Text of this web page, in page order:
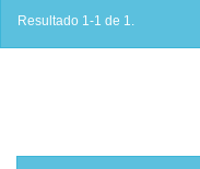
Resultado 1-1 de 1.